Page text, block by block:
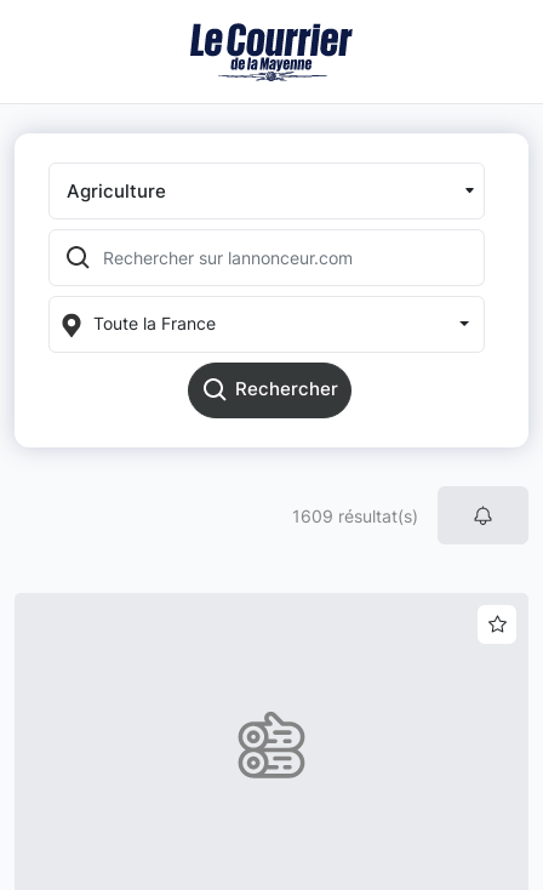
Agriculture
Toute la France
Rechercher
1609 résultat(s)